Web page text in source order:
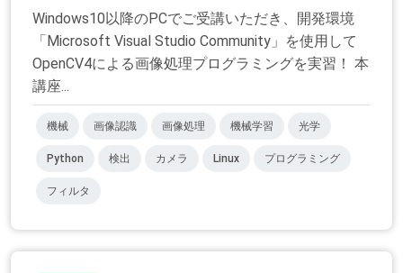
Windows10以降のPCでご受講いただき、開発環境
「Microsoft Visual Studio Community」を使用して
OpenCV4による画像処理プログラミングを実習！ 本
講座...
機械 画像認識 画像処理 機械学習 光学
Python 検出 カメラ Linux プログラミング
フィルタ